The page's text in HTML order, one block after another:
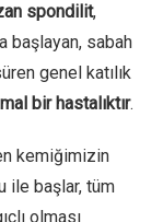
spondilit,
başlayan, sabah
genel katılık
bir hastalıktır.
kemiğimizin
ile başlar, tüm
olması